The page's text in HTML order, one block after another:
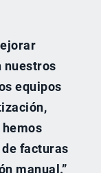
nuestros
equipos
de facturas
manual.”